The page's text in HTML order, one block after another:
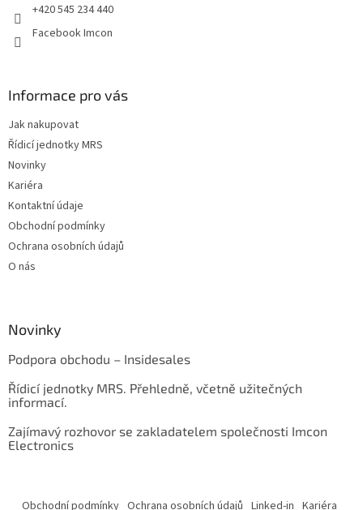
+420 545 234 440
Facebook Imcon
Informace pro vás
Jak nakupovat
Řídicí jednotky MRS
Novinky
Kariéra
Kontaktní údaje
Obchodní podmínky
Ochrana osobních údajů
O nás
Novinky
Podpora obchodu – Insidesales
Řídicí jednotky MRS. Přehledně, včetně užitečných
informací.
Zajímavý rozhovor se zakladatelem společnosti Imcon
Electronics
Obchodní podmínky Ochrana osobních údajů Linked-in Kariéra